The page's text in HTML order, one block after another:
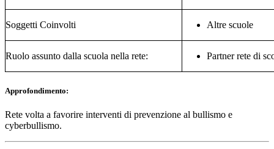
Soggetti Coinvolti Altre scuole
Ruolo assunto dalla scuola nella rete: Partner rete di
Approfondimento:
Rete volta a favorire interventi di prevenzione al bullismo e
cyberbullismo.